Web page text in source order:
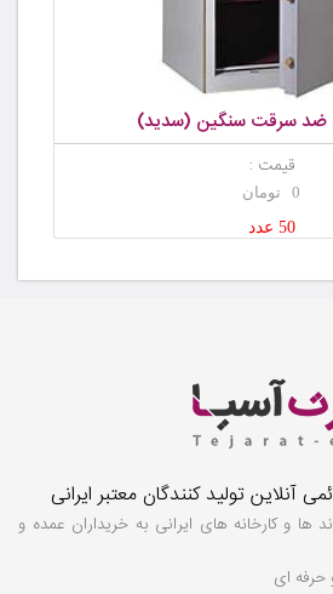
ضد سرقت سنگین (سدید)
قیمت :
0 تومان
50 عدد
آنلاین تولید کنندگان معتبر ایرانی
ها و کارخانه های ایرانی به خریداران عمده و
حرفه ای